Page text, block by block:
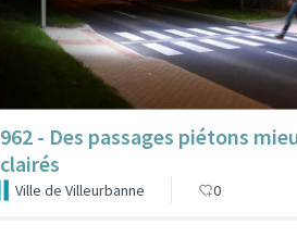
- Des passages piétons
Ville de Villeurbanne 0